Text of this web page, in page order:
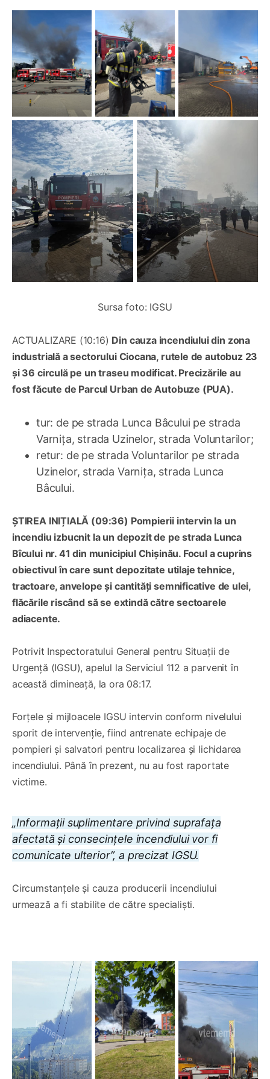
Sursa foto: IGSU
ACTUALIZARE (10:16) Din cauza incendiului din zona
industrială a sectorului Ciocana, rutele de autobuz 23
și 36 circulă pe un traseu modificat. Precizările au
fost făcute de Parcul Urban de Autobuze (PUA).
tur: de pe strada Lunca Bâcului pe strada
Varnița, strada Uzinelor, strada Voluntarilor;
retur: de pe strada Voluntarilor pe strada
Uzinelor, strada Varnița, strada Lunca
Bâcului.
ȘTIREA INIȚIALĂ (09:36) Pompierii intervin la un
incendiu izbucnit la un depozit de pe strada Lunca
Bîcului nr. 41 din municipiul Chișinău. Focul a cuprins
obiectivul în care sunt depozitate utilaje tehnice,
tractoare, anvelope și cantități semnificative de ulei,
flăcările riscând să se extindă către sectoarele
adiacente.
Potrivit Inspectoratului General pentru Situații de
Urgență (IGSU), apelul la Serviciul 112 a parvenit în
această dimineață, la ora 08:17.
Forțele și mijloacele IGSU intervin conform nivelului
sporit de intervenție, fiind antrenate echipaje de
pompieri și salvatori pentru localizarea și lichidarea
incendiului. Până în prezent, nu au fost raportate
victime.
„Informații suplimentare privind suprafața
afectată și consecințele incendiului vor fi
comunicate ulterior”, a precizat IGSU.
Circumstanțele și cauza producerii incendiului
urmează a fi stabilite de către specialiști.